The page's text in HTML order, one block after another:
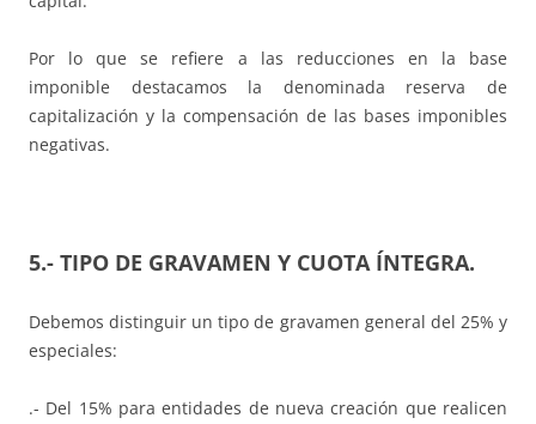
Por lo que se refiere a las reducciones en la base
imponible destacamos la denominada reserva de
capitalización y la compensación de las bases imponibles
negativas.
5.- TIPO DE GRAVAMEN Y CUOTA ÍNTEGRA.
Debemos distinguir un tipo de gravamen general del 25% y
especiales:
.- Del 15% para entidades de nueva creación que realicen